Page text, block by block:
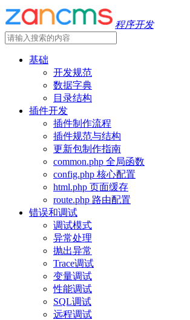
程序开发
基础
开发规范
数据字典
目录结构
插件开发
插件制作流程
插件规范与结构
更新包制作指南
common.php 全局函数
config.php 核心配置
html.php 页面缓存
route.php 路由配置
错误和调试
调试模式
异常处理
抛出异常
Trace调试
变量调试
性能调试
SQL调试
远程调试